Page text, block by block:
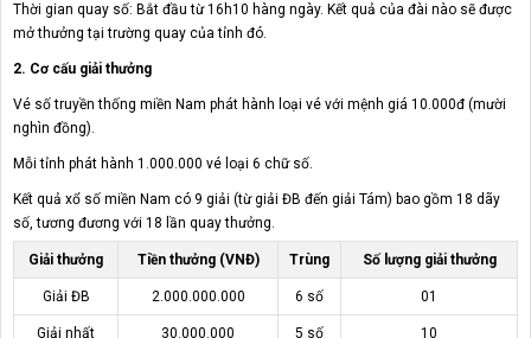
Thời gian quay số: Bắt đầu từ 16h10 hàng ngày. Kết quả của đài nào sẽ được
mở thưởng tại trường quay của tỉnh đó.
2. Cơ cấu giải thưởng
Vé số truyền thống miền Nam phát hành loại vé với mệnh giá 10.000đ (mười
nghìn đồng).
Mỗi tỉnh phát hành 1.000.000 vé loại 6 chữ số.
Kết quả xổ số miền Nam có 9 giải (từ giải ĐB đến giải Tám) bao gồm 18 dãy
số, tương đương với 18 lần quay thưởng.
Giải thưởng Tiền thưởng (VNĐ) Trùng Số lượng giải thưởng
Giải ĐB 2.000.000.000 6 số 01
Giải nhất 30.000.000 5 số 10